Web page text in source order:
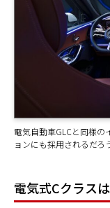
電気自動車GLCと同様の
ョンにも採用されるだろう
電気式Cクラス